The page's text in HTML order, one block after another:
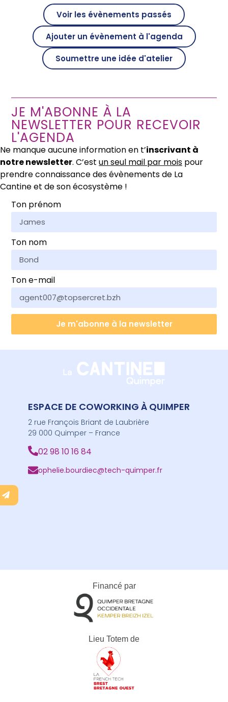
Voir les évènements passés
Ajouter un évènement à l'agenda
Soumettre une idée d'atelier
JE M'ABONNE À LA
NEWSLETTER POUR RECEVOIR
L'AGENDA
Ne manque aucune information en t’inscrivant à
notre newsletter. C’est un seul mail par mois pour
prendre connaissance des évènements de La
Cantine et de son écosystème !
Ton prénom
Ton nom
Ton e-mail
Je m'abonne à la newsletter
ESPACE DE COWORKING À QUIMPER
2 rue François Briant de Laubrière
29 000 Quimper – France
02 98 10 16 84
ophelie.bourdiec@tech-quimper.fr
Financé par
Lieu Totem de